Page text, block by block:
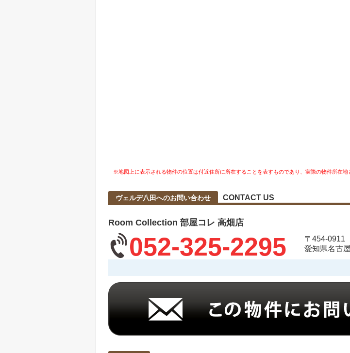
※地図上に表示される物件の位置は付近住所に所在することを表すものであり、実際の物件所在地
ヴェルデ八田へのお問い合わせ CONTACT US
Room Collection 部屋コレ 高畑店
052-325-2295
〒454-0911
愛知県名古